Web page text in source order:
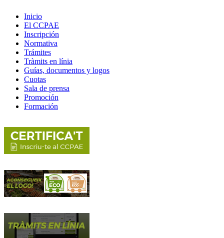
Inicio
El CCPAE
Inscripción
Normativa
Trámites
Tràmits en línia
Guías, documentos y logos
Cuotas
Sala de prensa
Promoción
Formación